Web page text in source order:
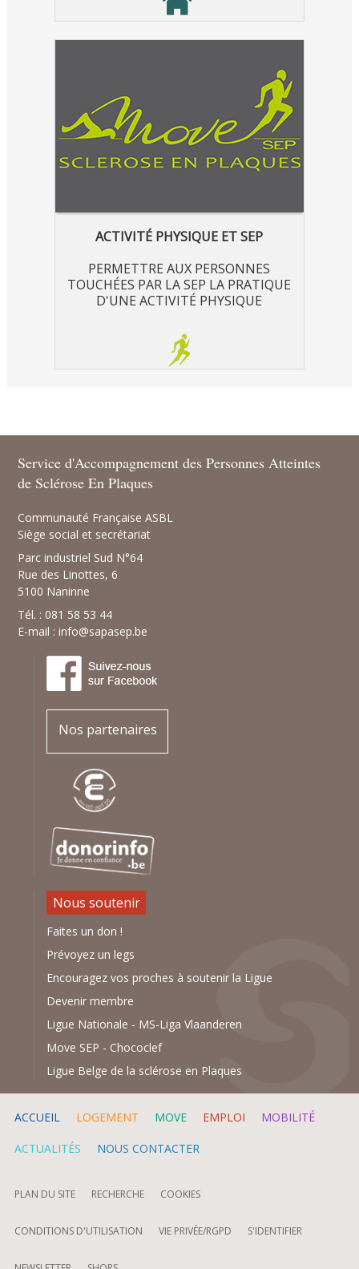
ACTIVITÉ PHYSIQUE ET SEP
PERMETTRE AUX PERSONNES
TOUCHÉES PAR LA SEP LA PRATIQUE
D'UNE ACTIVITÉ PHYSIQUE
Service d'Accompagnement des Personnes Atteintes
de Sclérose En Plaques
Communauté Française ASBL
Siège social et secrétariat
Parc industriel Sud N°64
Rue des Linottes, 6
5100 Naninne
Tél. : 081 58 53 44
E-mail :info@sapasep.be
Nos partenaires
Nous soutenir
Faites un don !
Prévoyez un legs
Encouragez vos proches à soutenir la Ligue
Devenir membre
Ligue Nationale - MS-Liga Vlaanderen
Move SEP - Chococlef
Ligue Belge de la sclérose en Plaques
ACCUEIL LOGEMENT MOVE EMPLOI MOBILITÉ
ACTUALITÉS NOUS CONTACTER
PLAN DU SITE RECHERCHE COOKIES
CONDITIONS D'UTILISATION VIE PRIVÉE/RGPD S'IDENTIFIER